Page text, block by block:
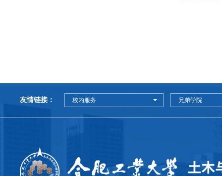
友情链接： 校内服务 兄弟学院